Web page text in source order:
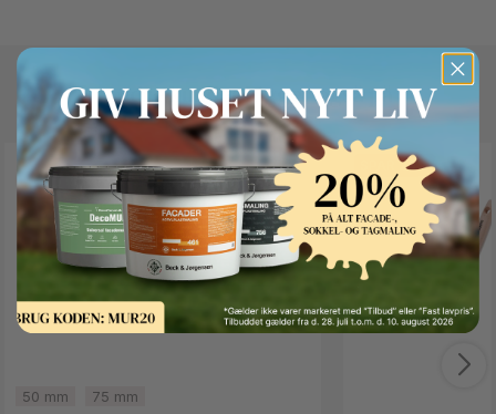
Andre kunder kigger også på
50 mm 75 mm
SPAR 25%
Button Text